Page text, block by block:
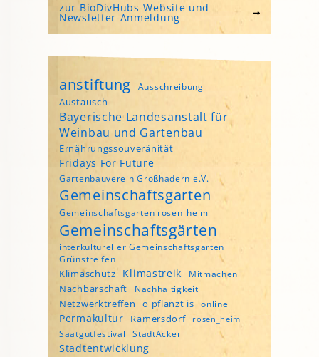
zur BioDivHubs-Website und
Newsletter-Anmeldung
anstiftung Ausschreibung
Austausch
Bayerische Landesanstalt für
Weinbau und Gartenbau
Ernährungssouveränität
Fridays For Future
Gartenbauverein Großhadern e.V.
Gemeinschaftsgarten
Gemeinschaftsgarten rosen_heim
Gemeinschaftsgärten
interkultureller Gemeinschaftsgarten
Grünstreifen
Klimaschutz Klimastreik Mitmachen
Nachbarschaft Nachhaltigkeit
Netzwerktreffen o'pflanzt is online
Permakultur Ramersdorf rosen_heim
Saatgutfestival StadtAcker
Stadtentwicklung